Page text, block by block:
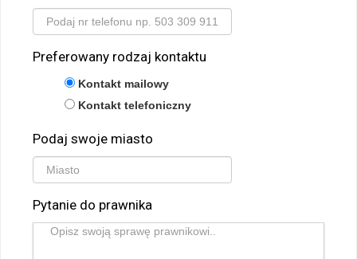
Preferowany rodzaj kontaktu
Kontakt mailowy
Kontakt telefoniczny
Podaj swoje miasto
Pytanie do prawnika